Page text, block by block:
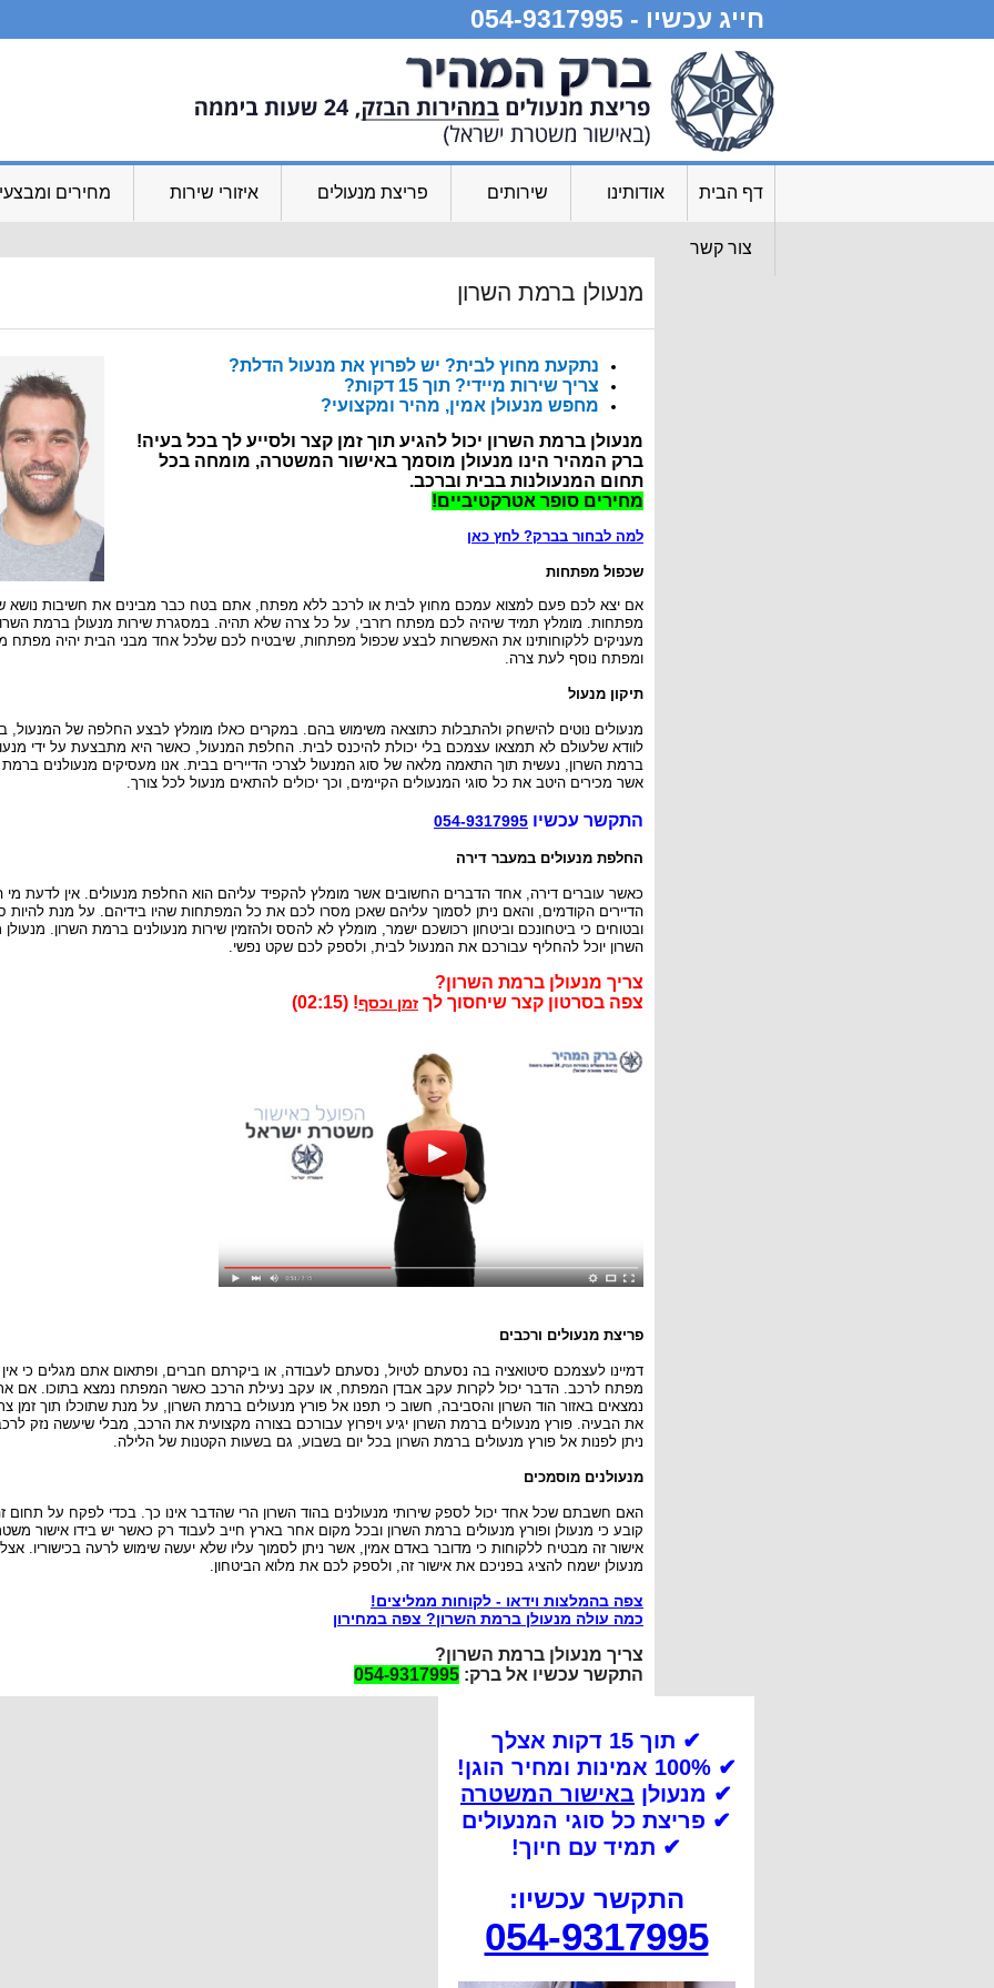
חייג עכשיו - 054-9317995
דף הבית אודותינו שירותים פריצת מנעולים איזורי שירות מחירים
צור קשר
מנעולן ברמת השרון
נתקעת מחוץ לבית? יש לפרוץ את מנעול הדלת?
צריך שירות מיידי? תוך 15 דקות?
מחפש מנעולן אמין, מהיר ומקצועי?
מנעולן ברמת השרון יכול להגיע תוך זמן קצר ולסייע לך בכל בעיה!
ברק המהיר הינו מנעולן מוסמך באישור המשטרה, מומחה בכל
תחום המנעולנות בבית וברכב.
מחירים סופר אטרקטיביים!
למה לבחור בברק? לחץ כאן
שכפול מפתחות
אם יצא לכם פעם למצוא עמכם מחוץ לבית או לרכב ללא מפתח, אתם בטח כבר מבינים את חשיבות נושא
מפתחות. מומלץ תמיד שיהיה לכם מפתח רזרבי, על כל צרה שלא תהיה. במסגרת שירות מנעולן ברמת
מעניקים ללקוחותינו את האפשרות לבצע שכפול מפתחות, שיבטיח לכם שלכל אחד מבני הבית יהיה מפתח
ומפתח נוסף לעת צרה.
תיקון מנעול
מנעולים נוטים להישחק ולהתבלות כתוצאה משימוש בהם. במקרים כאלו מומלץ לבצע החלפה של המנעול,
לוודא שלעולם לא תמצאו עצמכם בלי יכולת להיכנס לבית. החלפת המנעול, כאשר היא מתבצעת על ידי
ברמת השרון, נעשית תוך התאמה מלאה של סוג המנעול לצרכי הדיירים בבית. אנו מעסיקים מנעולנים ברמת
אשר מכירים היטב את כל סוגי המנעולים הקיימים, וכך יכולים להתאים מנעול לכל צורך.
התקשר עכשיו 054-9317995
החלפת מנעולים במעבר דירה
כאשר עוברים דירה, אחד הדברים החשובים אשר מומלץ להקפיד עליהם הוא החלפת מנעולים. אין לדעת מי
הדיירים הקודמים, והאם ניתן לסמוך עליהם שאכן מסרו לכם את כל המפתחות שהיו בידיהם. על מנת להיות
ובטוחים כי ביטחונכם וביטחון רכושכם ישמר, מומלץ לא להסס ולהזמין שירות מנעולנים ברמת השרון.
השרון יוכל להחליף עבורכם את המנעול לבית, ולספק לכם שקט נפשי.
צריך מנעולן ברמת השרון?
צפה בסרטון קצר שיחסוך לך זמן וכסף! (02:15)
פריצת מנעולים ורכבים
דמיינו לעצמכם סיטואציה בה נסעתם לטיול, נסעתם לעבודה, או ביקרתם חברים, ופתאום אתם מגלים כי
מפתח לרכב. הדבר יכול לקרות עקב אבדן המפתח, או עקב נעילת הרכב כאשר המפתח נמצא בתוכו. אם
נמצאים באזור הוד השרון והסביבה, חשוב כי תפנו אל פורץ מנעולים ברמת השרון, על מנת שתוכלו תוך זמן
את הבעיה. פורץ מנעולים ברמת השרון יגיע ויפרוץ עבורכם בצורה מקצועית את הרכב, מבלי שיעשה נזק
ניתן לפנות אל פורץ מנעולים ברמת השרון בכל יום בשבוע, גם בשעות הקטנות של הלילה.
מנעולנים מוסמכים
האם חשבתם שכל אחד יכול לספק שירותי מנעולנים בהוד השרון הרי שהדבר אינו כך. בכדי לפקח על תחום
קובע כי מנעולן ופורץ מנעולים ברמת השרון ובכל מקום אחר בארץ חייב לעבוד רק כאשר יש בידו אישור
אישור זה מבטיח ללקוחות כי מדובר באדם אמין, אשר ניתן לסמוך עליו שלא יעשה שימוש לרעה בכישוריו.
מנעולן ישמח להציג בפניכם את אישור זה, ולספק לכם את מלוא הביטחון.
צפה בהמלצות וידאו - לקוחות ממליצים!
כמה עולה מנעולן ברמת השרון? צפה במחירון
צריך מנעולן ברמת השרון?
התקשר עכשיו אל ברק: 054-9317995
✔ תוך 15 דקות אצלך
✔ 100% אמינות ומחיר הוגן!
✔ מנעולן באישור המשטרה
✔ פריצת כל סוגי המנעולים
✔ תמיד עם חיוך!
התקשר עכשיו:
054-9317995